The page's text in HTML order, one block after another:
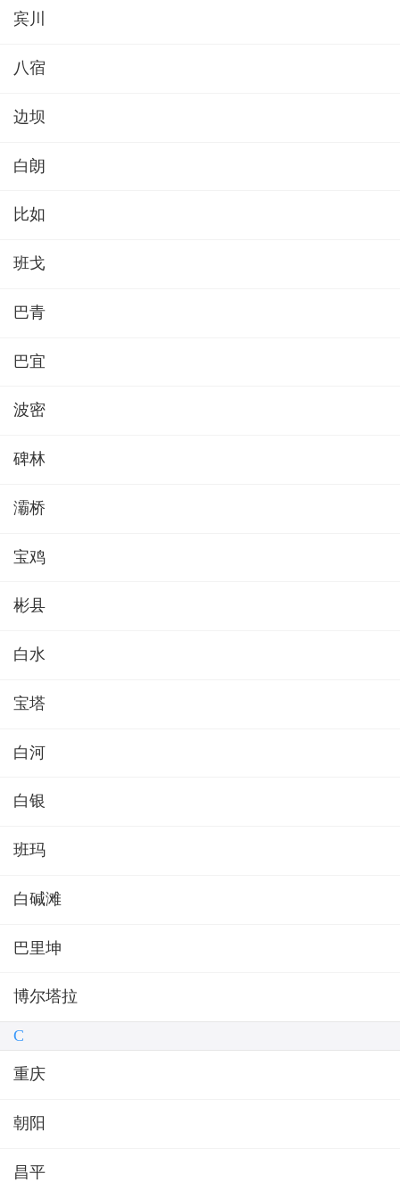
宾川
八宿
边坝
白朗
比如
班戈
巴青
巴宜
波密
碑林
灞桥
宝鸡
彬县
白水
宝塔
白河
白银
班玛
白碱滩
巴里坤
博尔塔拉
C
重庆
朝阳
昌平